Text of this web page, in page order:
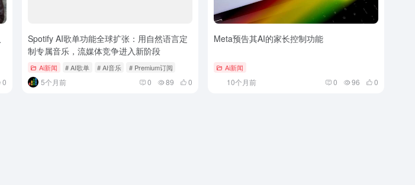
0
Spotify AI歌单功能全球扩张：用自然语言定
制专属音乐，流媒体竞争进入新阶段
Ai新闻 # AI歌单 # AI音乐 # Premium订阅
5个月前 0 89 0
Meta预告其AI的家长控制功能
Ai新闻
10个月前 0 96 0